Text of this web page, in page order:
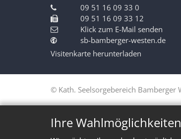
Ihre
09 51 16 09 33 0
09 51 16 09 33 12
Klick zum E-Mail senden
sb-bamberger-westen.de
Visitenkarte herunterladen
© Kath. Seelsorgebereich Bamberger